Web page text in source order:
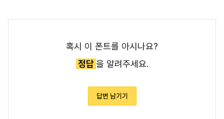
혹시 이 폰트를 아시나요?
정답을 알려주세요.
답변 남기기